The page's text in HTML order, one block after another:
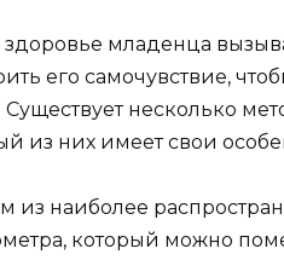
здоровье младенца
его самочувствие,
несколько
из них имеет свои
из наиболее
который можно